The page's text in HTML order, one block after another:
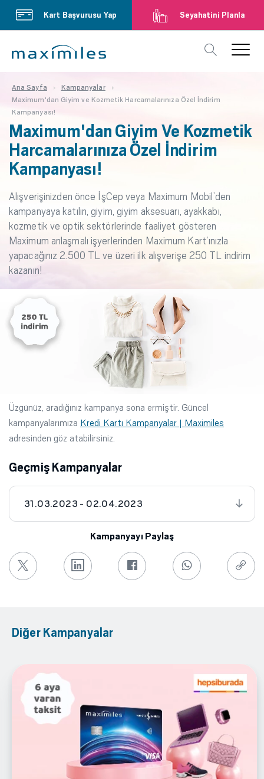
Kart Başvurusu Yap Seyahatini Planla
Ana Sayfa
Kampanyalar
Maximum'dan Giyim ve Kozmetik Harcamalarınıza Özel İndirim
Kampanyası!
Maximum'dan Giyim Ve Kozmetik
Harcamalarınıza Özel İndirim
Kampanyası!
Alışverişinizden önce İşCep veya Maximum Mobil’den
kampanyaya katılın, giyim, giyim aksesuarı, ayakkabı,
kozmetik ve optik sektörlerinde faaliyet gösteren
Maximum anlaşmalı işyerlerinden Maximum Kart’ınızla
yapacağınız 2.500 TL ve üzeri ilk alışverişe 250 TL indirim
kazanın!
Üzgünüz, aradığınız kampanya sona ermiştir. Güncel
kampanyalarımıza Kredi Kartı Kampanyalar | Maximiles
adresinden göz atabilirsiniz.
Geçmiş Kampanyalar
31.03.2023 - 02.04.2023
Kampanyayı Paylaş
Diğer Kampanyalar